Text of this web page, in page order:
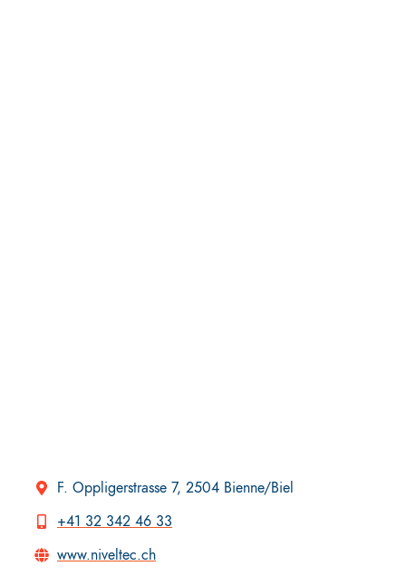
F. Oppligerstrasse 7, 2504 Bienne/Biel
+41 32 342 46 33
www.niveltec.ch